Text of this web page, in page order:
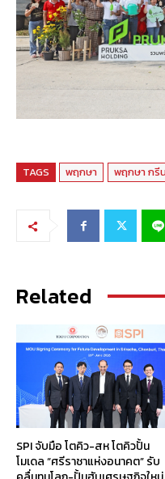
TAGS พฤกษา พฤกษา กรี
Related
SPI จับมือ โตคิว-สห โตคิวปั้น
โมเดล “ศรีราชาแห่งอนาคต” รับ